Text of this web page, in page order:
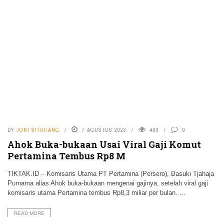
BY JONI SITOHANG 7 AGUSTUS 2023 433 0
Ahok Buka-bukaan Usai Viral Gaji Komut
Pertamina Tembus Rp8 M
TIKTAK.ID – Komisaris Utama PT Pertamina (Persero), Basuki Tjahaja
Purnama alias Ahok buka-bukaan mengenai gajinya, setelah viral gaji
komisaris utama Pertamina tembus Rp8,3 miliar per bulan. ...
READ MORE